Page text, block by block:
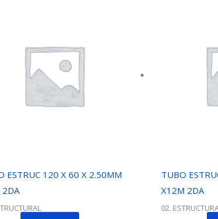
ESTRUC 120 X 60 X 2.50MM
2DA
TUBO
X12M 2DA
02.